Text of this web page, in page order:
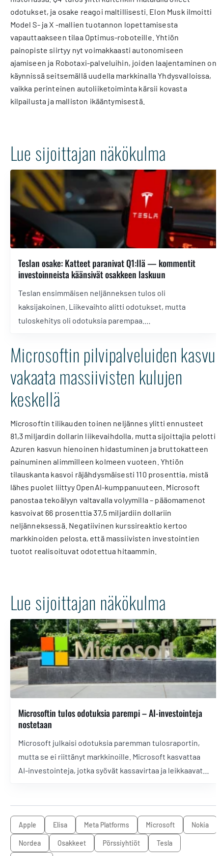
odotukset, ja osake reagoi maltillisesti. Elon Musk ilmoitti
Model S- ja X -mallien tuotannon lopettamisesta
vapauttaakseen tilaa Optimus-roboteille. Yhtiön
painopiste siirtyy nyt voimakkaasti autonomiseen
ajamiseen ja Robotaxi-palveluihin, joiden laajentaminen on
käynnissä seitsemällä uudella markkinalla Yhdysvalloissa,
vaikka perinteinen autoliiketoiminta kärsii kovasta
kilpailusta ja malliston ikääntymisestä.
Lue sijoittajan näkökulma
Teslan osake: Katteet paranivat Q1:llä — kommentit
investoinneista käänsivät osakkeen laskuun
Teslan ensimmäisen neljänneksen tulos oli
kaksijakoinen. Liikevaihto alitti odotukset, mutta
tuloskehitys oli odotuksia parempaa.
vertailuluvut. Investointiennuste käänsi lopulta
osakkeen laskuun jälkipörssissä.
Microsoftin pilvipalveluiden kasvu
vakaata massiivisten kulujen
keskellä
Microsoftin tilikauden toinen neljännes ylitti ennusteet
81,3 miljardin dollarin liikevaihdolla, mutta sijoittajia pelotti
Azuren kasvun hienoinen hidastuminen ja bruttokatteen
painuminen alimmilleen kolmeen vuoteen. Yhtiön
tilauskanta kasvoi räjähdysmäisesti 110 prosenttia, mistä
lähes puolet liittyy OpenAI-kumppanuuteen. Microsoft
panostaa tekoälyyn valtavalla volyymilla – pääomamenot
kasvoivat 66 prosenttia 37,5 miljardiin dollariin
neljänneksessä. Negatiivinen kurssireaktio kertoo
markkinoiden pelosta, että massiivisten investointien
tuotot realisoituvat odotettua hitaammin.
Lue sijoittajan näkökulma
Microsoftin tulos odotuksia parempi – AI-investointeja
nostetaan
Microsoft julkaisi odotuksia paremman tulosraportin,
mutta se ei riittänyt markkinoille. Microsoft kasvattaa
AI-investointeja, jotka syövät kassavirtaa ja leikkaavat
Apple Elisa Meta Platforms Microsoft Nokia
Nordea osakkeet pörssiyhtiöt Tesla